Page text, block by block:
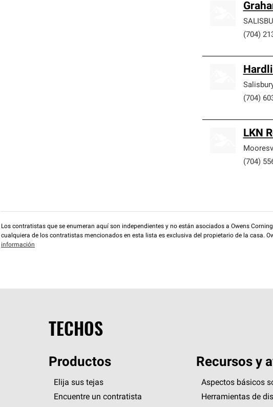
(704)
(704)
LKN
(704)
Los contratistas que se enumeran aquí son independientes y no están asociados a Owens
cualquiera de los contratistas mencionados en esta lista es exclusiva del propietario de la casa.
información
TECHOS
Productos
Elija sus tejas
Encuentre un contratista
Recursos y
Aspectos básicos
Herramientas de